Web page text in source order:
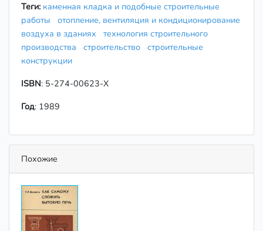
Теги: каменная кладка и подобные строительные
работы
отопление, вентиляция и кондиционирование
воздуха в зданиях
технология строительного
производства
строительство строительные
конструкции
ISBN: 5-274-00623-X
Год: 1989
Похожие